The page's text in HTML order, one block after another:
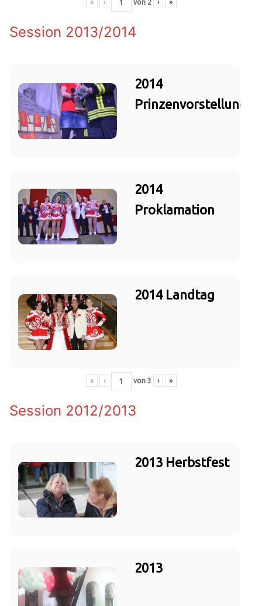
« ‹ von 2 › »
Session 2013/2014
2014
Prinzenvorstellung
2014
Proklamation
2014 Landtag
« ‹ von 3 › »
Session 2012/2013
2013 Herbstfest
2013